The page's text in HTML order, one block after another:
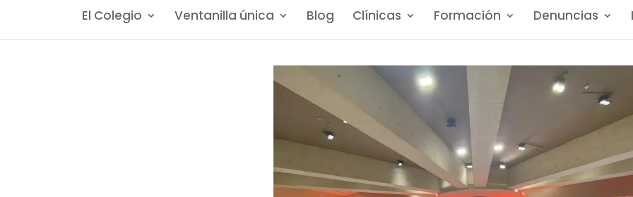
El Colegio Ventanilla única Blog Clínicas Formación Denuncias